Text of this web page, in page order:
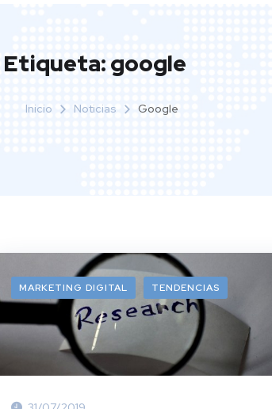
Etiqueta:google
Inicio Noticias Google
MARKETING DIGITAL TENDENCIAS